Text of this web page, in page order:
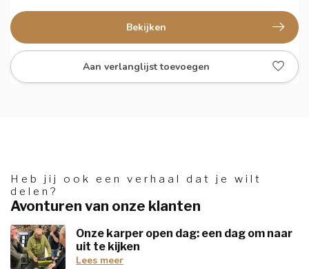
Bekijken
Aan verlanglijst toevoegen
Heb jij ook een verhaal dat je wilt
delen?
Avonturen van onze klanten
Onze karper open dag: een dag om naar
uit te kijken
Lees meer